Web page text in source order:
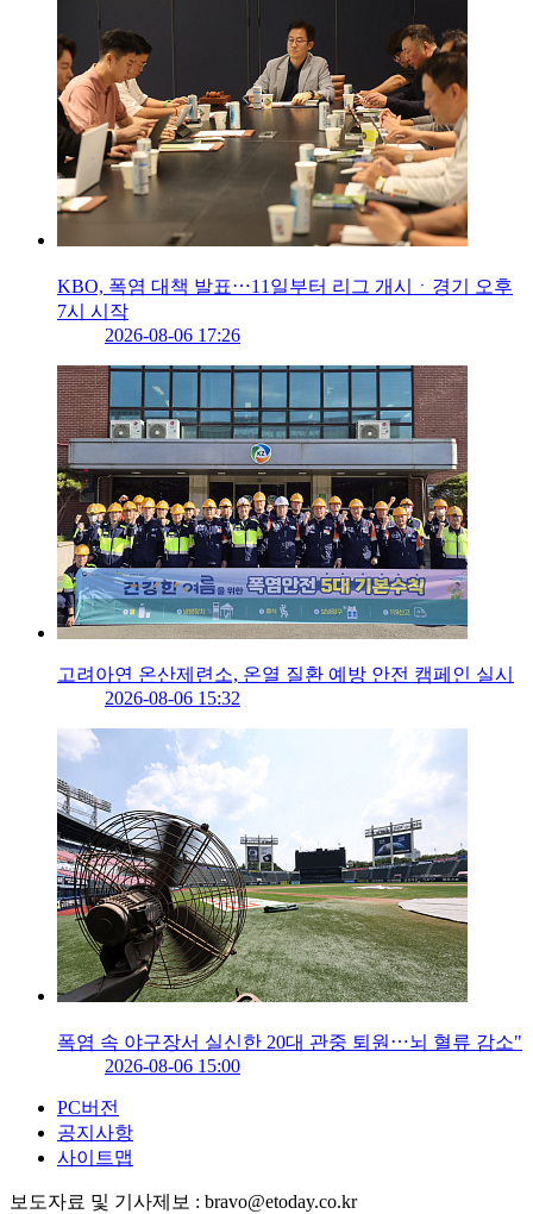
KBO, 폭염 대책 발표⋯11일부터 리그 개시ㆍ경기 오후
7시 시작
2026-08-06 17:26
고려아연 온산제련소, 온열 질환 예방 안전 캠페인 실시
2026-08-06 15:32
폭염 속 야구장서 실신한 20대 관중 퇴원⋯뇌 혈류 감소"
2026-08-06 15:00
PC버전
공지사항
사이트맵
보도자료 및 기사제보 : bravo@etoday.co.kr